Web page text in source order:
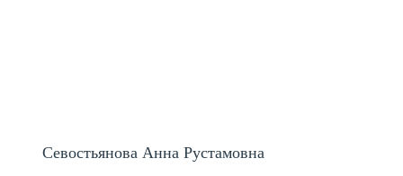
Севостьянова Анна Рустамовна